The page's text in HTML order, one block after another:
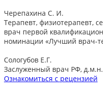
Черепахина С. И.
Терапевт, физиотерапевт,
врач первой
номинации «Лучший врач-
Сологубов Е.Г.
Заслуженный врач РФ,
Ознакомиться с рецензией